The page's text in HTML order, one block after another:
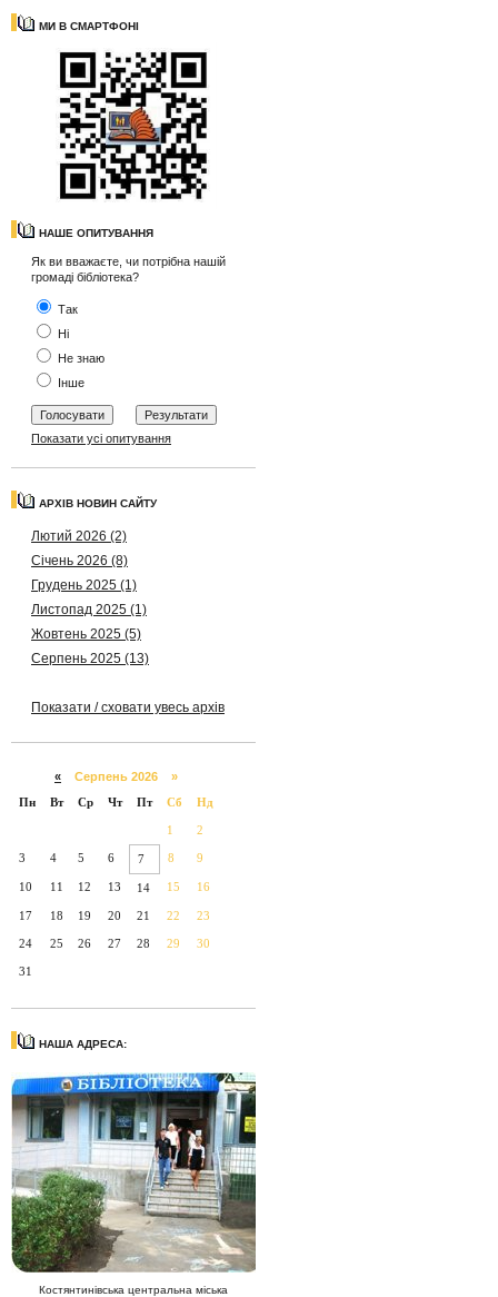
МИ В СМАРТФОНІ
НАШЕ ОПИТУВАННЯ
Як ви вважаєте, чи потрібна нашій
громаді бібліотека?
Так
Ні
Не знаю
Інше
Показати усі опитування
АРХІВ НОВИН САЙТУ
Лютий 2026 (2)
Січень 2026 (8)
Грудень 2025 (1)
Листопад 2025 (1)
Жовтень 2025 (5)
Серпень 2025 (13)
Показати / сховати увесь архів
« Серпень 2026 »
Пн
Вт Ср Чт Пт Сб Нд
1 2
3 4 5 6 7 8 9
10 11 12 13 14 15 16
17 18 19 20 21 22 23
24 25 26 27 28 29 30
31
НАША АДРЕСА:
Костянтинівська центральна міська